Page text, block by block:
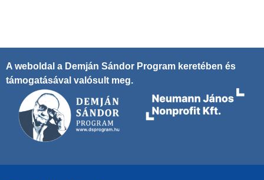
A weboldal a Demján Sándor Program keretében és
támogatásával valósult meg.